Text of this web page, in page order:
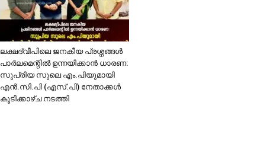
ലക്ഷദ്വീപിലെ ജനകീയ പ്രശ്നങ്ങൾ
പാർലമെന്റിൽ ഉന്നയിക്കാൻ ധാരണ:
സുപ്രിയ സുലെ എം.പിയുമായി
എൻ.സി.പി (എസ്.പി) നേതാക്കൾ
കൂടിക്കാഴ്ച നടത്തി